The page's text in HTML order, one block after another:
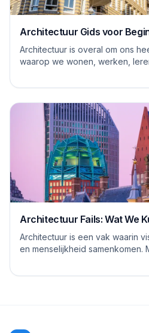
Architectuur Gids voor
Moet Weten
Architectuur is overal om ons
waarop we wonen, werken,
Architectuur Fails: Wat We
Ontwerpen
Architectuur is een vak waarin
en menselijkheid samenkomen.